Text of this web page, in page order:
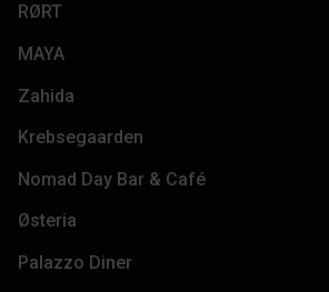
RØRT
MAYA
Zahida
Krebsegaarden
Nomad Day Bar & Café
Østeria
Palazzo Diner